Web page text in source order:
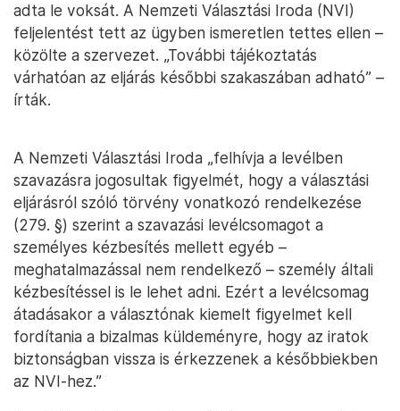
adta le voksát. A Nemzeti Választási Iroda (NVI)
feljelentést tett az ügyben ismeretlen tettes ellen –
közölte a szervezet. „További tájékoztatás
várhatóan az eljárás későbbi szakaszában adható” –
írták.
A Nemzeti Választási Iroda „felhívja a levélben
szavazásra jogosultak figyelmét, hogy a választási
eljárásról szóló törvény vonatkozó rendelkezése
(279. §) szerint a szavazási levélcsomagot a
személyes kézbesítés mellett egyéb –
meghatalmazással nem rendelkező – személy általi
kézbesítéssel is le lehet adni. Ezért a levélcsomag
átadásakor a választónak kiemelt figyelmet kell
fordítania a bizalmas küldeményre, hogy az iratok
biztonságban vissza is érkezzenek a későbbiekben
az NVI-hez.”